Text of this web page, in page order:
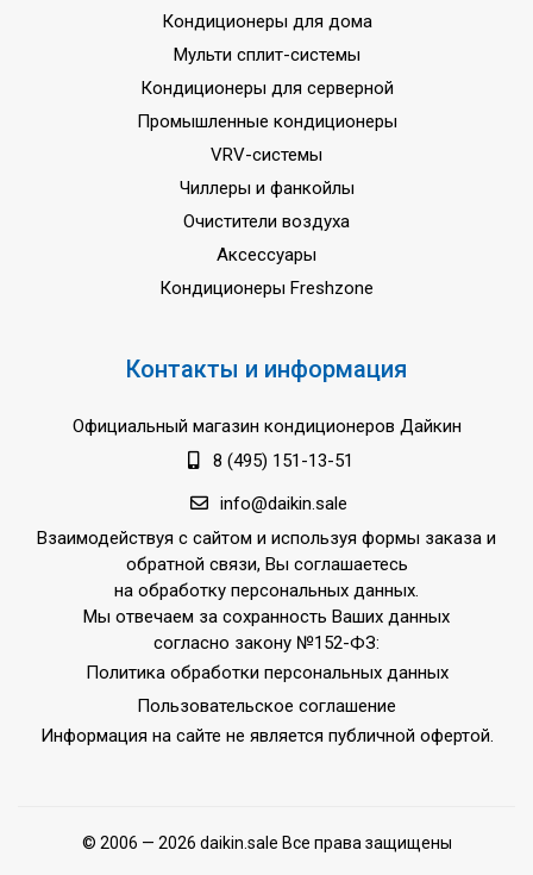
Кондиционеры для дома
Мульти сплит-системы
Кондиционеры для серверной
Промышленные кондиционеры
VRV-системы
Чиллеры и фанкойлы
Очистители воздуха
Аксессуары
Кондиционеры Freshzone
Контакты и информация
Официальный магазин кондиционеров Дайкин
8 (495) 151-13-51
info@daikin.sale
Взаимодействуя с сайтом и используя формы заказа и
обратной связи, Вы соглашаетесь
на обработку персональных данных.
Мы отвечаем за сохранность Ваших данных
согласно закону №152-ФЗ:
Политика обработки персональных данных
Пользовательское соглашение
Информация на сайте не является публичной офертой.
© 2006 — 2026 daikin.sale Все права защищены